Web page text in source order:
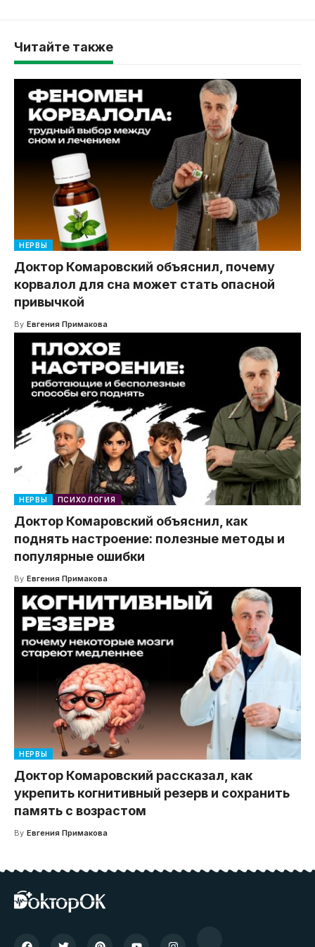
Читайте также
НЕРВЫ
Доктор Комаровский объяснил, почему
корвалол для сна может стать опасной
привычкой
By Евгения Примакова
НЕРВЫ ПСИХОЛОГИЯ
Доктор Комаровский объяснил, как
поднять настроение: полезные методы и
популярные ошибки
By Евгения Примакова
НЕРВЫ
Доктор Комаровский рассказал, как
укрепить когнитивный резерв и сохранить
память с возрастом
By Евгения Примакова